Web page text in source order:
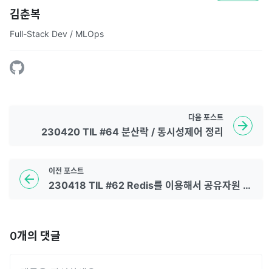
김춘복
Full-Stack Dev / MLOps
이전 포스트
230418 TIL #62 Redis를 이용해서 공유자원 관리 구현-2
다음 포스트
230420 TIL #64 분산락 / 동시성제어 정리
0개의 댓글